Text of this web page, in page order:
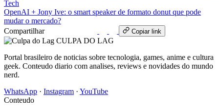
Tech
OpenAI + Jony Ive: o smart speaker de formato donut que pode
mudar o mercado?
Compartilhar
Copiar link
CULPA DO LAG
Portal brasileiro de noticias sobre tecnologia, games, anime e cultura
geek. Conteudo diario com analises, reviews e novidades do mundo
nerd.
WhatsApp · Instagram · YouTube
Conteudo